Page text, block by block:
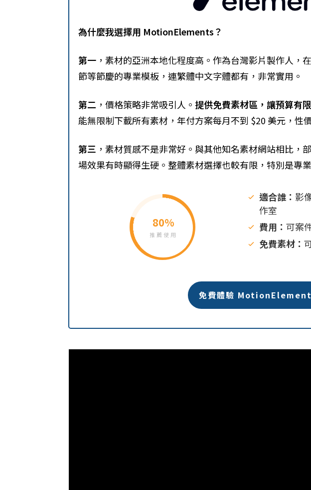
為什麼我選擇用 MotionElements？
第一 ，素材的亞洲本地化程度高。作為台灣影片製作人，
節等節慶的專業模板，連繁體中文字體都有，非常實用。
第二 ，價格策略非常吸引人。 提供免費素材區，讓預算有
能無限制下載所有素材，年付方案每月不到 $20 美元，性
第三 ，素材質感不是非常好。與其他知名素材網站相比，
場效果有時顯得生硬。整體素材選擇也較有限，特別是專
80%
推薦使用
適合誰： 影
作室
費用： 可案
免費素材：
免費體驗